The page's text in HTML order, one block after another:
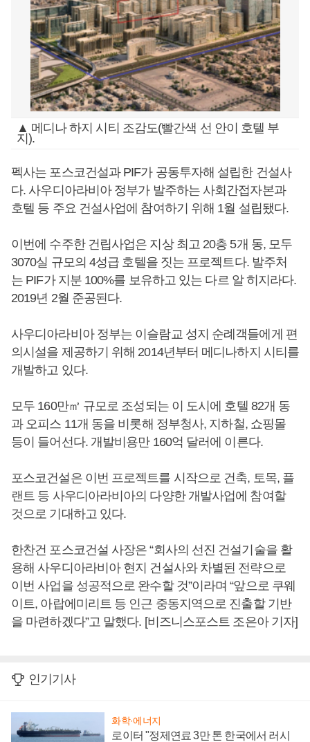
▲ 메디나 하지 시티 조감도(빨간색 선 안이 호텔 부
지).
펙사는 포스코건설과 PIF가 공동투자해 설립한 건설사
다. 사우디아라비아 정부가 발주하는 사회간접자본과
호텔 등 주요 건설사업에 참여하기 위해 1월 설립됐다.
이번에 수주한 건립사업은 지상 최고 20층 5개 동, 모두
3070실 규모의 4성급 호텔을 짓는 프로젝트다. 발주처
는 PIF가 지분 100%를 보유하고 있는 다르 알 히지라다.
2019년 2월 준공된다.
사우디아라비아 정부는 이슬람교 성지 순례객들에게 편
의시설을 제공하기 위해 2014년부터 메디나하지 시티를
개발하고 있다.
모두 160만㎡ 규모로 조성되는 이 도시에 호텔 82개 동
과 오피스 11개 동을 비롯해 정부청사, 지하철, 쇼핑몰
등이 들어선다. 개발비용만 160억 달러에 이른다.
포스코건설은 이번 프로젝트를 시작으로 건축, 토목, 플
랜트 등 사우디아라비아의 다양한 개발사업에 참여할
것으로 기대하고 있다.
한찬건 포스코건설 사장은 “회사의 선진 건설기술을 활
용해 사우디아라비아 현지 건설사와 차별된 전략으로
이번 사업을 성공적으로 완수할 것”이라며 “앞으로 쿠웨
이트, 아랍에미리트 등 인근 중동지역으로 진출할 기반
을 마련하겠다”고 말했다. [비즈니스포스트 조은아 기자]
인기기사
화학·에너지
로이터 "정제연료 3만 톤 한국에서 러시